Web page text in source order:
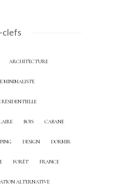
clefs
ARCHITECTURE
MINIMALISTE
BOIS CABANE
DESIGN DORMIR
FORÊT FRANCE
ALTERNATIVE